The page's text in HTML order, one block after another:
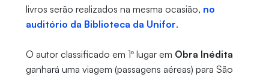
livros serão realizados na mesma ocasião, no
auditório da Biblioteca da Unifor.
O autor classificado em 1º lugar em Obra Inédita
ganhará uma viagem (passagens aéreas) para São